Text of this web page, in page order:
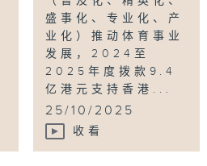
盛事化、专业化、产
业化）推动体育事业
发展，2024至
2025年度拨款9.4
亿港元支持香港...
25/10/2025
收看